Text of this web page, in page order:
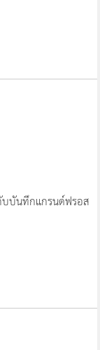
บบันทึกแกรนด์ฟรอ­ส